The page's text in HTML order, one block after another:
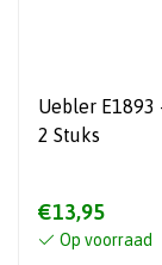
Uebler
2 Stuks
€13,95
Op voorraad